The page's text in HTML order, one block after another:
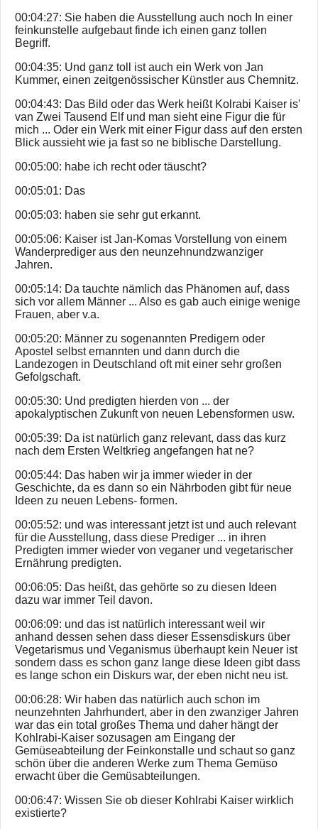
00:04:27: Sie haben die Ausstellung auch noch In einer
feinkunstelle aufgebaut finde ich einen ganz tollen
Begriff.
00:04:35: Und ganz toll ist auch ein Werk von Jan
Kummer, einen zeitgenössischer Künstler aus Chemnitz.
00:04:43: Das Bild oder das Werk heißt Kolrabi Kaiser is'
van Zwei Tausend Elf und man sieht eine Figur die für
mich ... Oder ein Werk mit einer Figur dass auf den ersten
Blick aussieht wie ja fast so ne biblische Darstellung.
00:05:00: habe ich recht oder täuscht?
00:05:01: Das
00:05:03: haben sie sehr gut erkannt.
00:05:06: Kaiser ist Jan-Komas Vorstellung von einem
Wanderprediger aus den neunzehnundzwanziger
Jahren.
00:05:14: Da tauchte nämlich das Phänomen auf, dass
sich vor allem Männer ... Also es gab auch einige wenige
Frauen, aber v.a.
00:05:20: Männer zu sogenannten Predigern oder
Apostel selbst ernannten und dann durch die
Landezogen in Deutschland oft mit einer sehr großen
Gefolgschaft.
00:05:30: Und predigten hierden von ... der
apokalyptischen Zukunft von neuen Lebensformen usw.
00:05:39: Da ist natürlich ganz relevant, dass das kurz
nach dem Ersten Weltkrieg angefangen hat ne?
00:05:44: Das haben wir ja immer wieder in der
Geschichte, da es dann so ein Nährboden gibt für neue
Ideen zu neuen Lebens- formen.
00:05:52: und was interessant jetzt ist und auch relevant
für die Ausstellung, dass diese Prediger ... in ihren
Predigten immer wieder von veganer und vegetarischer
Ernährung predigten.
00:06:05: Das heißt, das gehörte so zu diesen Ideen
dazu war immer Teil davon.
00:06:09: und das ist natürlich interessant weil wir
anhand dessen sehen dass dieser Essensdiskurs über
Vegetarismus und Veganismus überhaupt kein Neuer ist
sondern dass es schon ganz lange diese Ideen gibt dass
es lange schon ein Diskurs war, der eben nicht neu ist.
00:06:28: Wir haben das natürlich auch schon im
neunzehnten Jahrhundert, aber in den zwanziger Jahren
war das ein total großes Thema und daher hängt der
Kohlrabi-Kaiser sozusagen am Eingang der
Gemüseabteilung der Feinkonstalle und schaut so ganz
schön über die anderen Werke zum Thema Gemüso
erwacht über die Gemüsabteilungen.
00:06:47: Wissen Sie ob dieser Kohlrabi Kaiser wirklich
existierte?